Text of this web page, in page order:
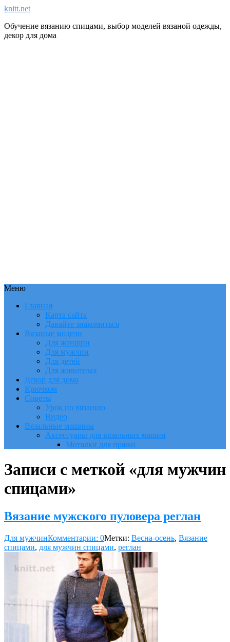
knitt.net
Обучение вязанию спицами, выбор моделей вязаной одежды,
декор для дома
Меню
Главная
Карта сайта
Давайте знакомиться
Вязаные модели
Для женщин
Для мужчин
Для детей
Для животных
Декор для дома
Крючком
Советы
Урок по вязанию
Видео
Вязальные машины
Аксессуары для вязальных машин
Моталки для пряжи
Записи с меткой «для мужчин
спицами»
Вязание мужского пуловера реглан
Для мужчинКомментарии: 0Метки: Весна-осень, Вязание
спицами, для мужчин спицами, реглан